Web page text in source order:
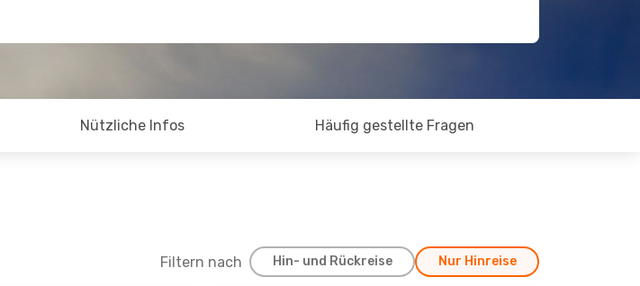
Nützliche Infos Häufig gestellte Fragen
Filtern nach Hin- und Rückreise Nur Hinreise